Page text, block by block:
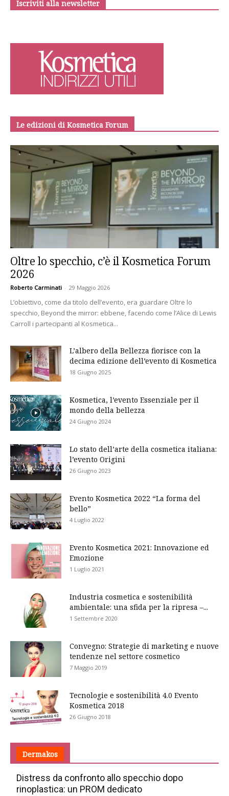
Iscriviti alla newsletter
Le edizioni di Kosmetica Forum
Oltre lo specchio, c’è il Kosmetica Forum
2026
Roberto Carminati - 29 Maggio 2026
L’obiettivo, come da titolo dell’evento, era guardare Oltre lo
specchio, Beyond the mirror: ebbene, facendo come l’Alice di Lewis
Carroll i partecipanti al Kosmetica...
L’albero della Bellezza fiorisce con la
decima edizione dell’evento di Kosmetica
18 Giugno 2025
Kosmetica, l’evento Essenziale per il
mondo della bellezza
24 Giugno 2024
Lo stato dell’arte della cosmetica italiana:
l’evento Origini
26 Giugno 2023
Evento Kosmetica 2022 “La forma del
bello”
4 Luglio 2022
Evento Kosmetica 2021: Innovazione ed
Emozione
1 Luglio 2021
Industria cosmetica e sostenibilità
ambientale: una sfida per la ripresa –...
1 Settembre 2020
Convegno: Strategie di marketing e nuove
tendenze nel settore cosmetico
7 Maggio 2019
Tecnologie e sostenibilità 4.0 Evento
Kosmetica 2018
26 Giugno 2018
Dermakos
Distress da confronto allo specchio dopo
rinoplastica: un PROM dedicato